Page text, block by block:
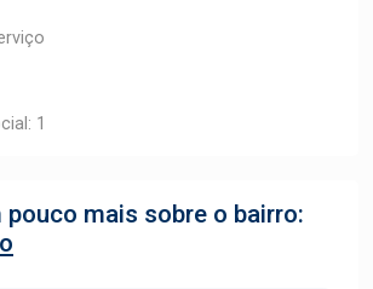
1
pouco mais sobre o bairro: